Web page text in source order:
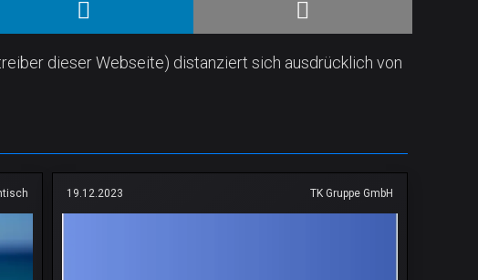
dieser Webseite) distanziert sich ausdrücklich von
19.12.2023 TK Gruppe GmbH